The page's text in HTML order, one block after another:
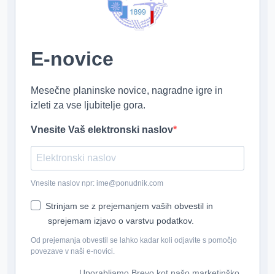
E-novice
Mesečne planinske novice, nagradne igre in
izleti za vse ljubitelje gora.
Vnesite Vaš elektronski naslov
Vnesite naslov npr: ime@ponudnik.com
Strinjam se z prejemanjem vaših obvestil in
sprejemam izjavo o varstvu podatkov.
Od prejemanja obvestil se lahko kadar koli odjavite s pomočjo
povezave v naši e-novici.